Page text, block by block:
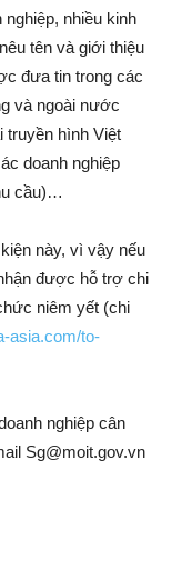
nhiều kinh
tên và giới thiệu
đưa tin trong các
và ngoài nước
hình Việt
doanh nghiệp
cầu)…
này, vì vậy nếu
được hỗ trợ chi
niêm yết (chi
asia.com/to-
nghiệp cân
Sg@moit.gov.vn